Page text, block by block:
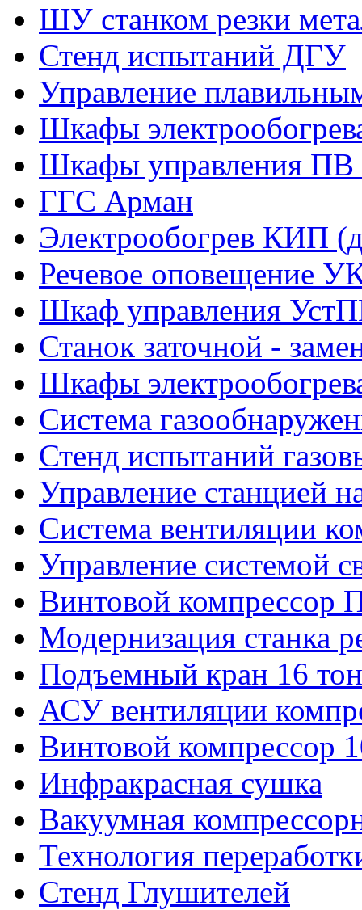
ШУ станком резки
Стенд испытаний ДГУ
Управление
Шкафы
Шкафы управления ПВ
ГГС Арман
Электрообогрев КИП
Речевое оповещение
Шкаф управления
Станок заточной -
Шкафы
Система
Стенд испытаний
Управление станцией
Система вентиляции
Управление системой
Винтовой компрессор
Модернизация станка
Подъемный кран 16
АСУ вентиляции
Винтовой компрессор
Инфракрасная сушка
Вакуумная
Технология
Стенд Глушителей